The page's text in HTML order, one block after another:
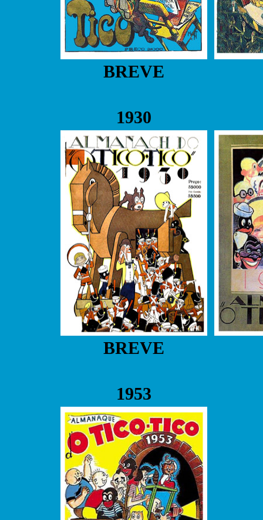
BREVE
1930
BREVE
1953